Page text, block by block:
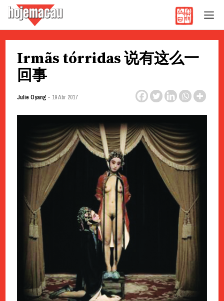
content
Irmãs tórridas 说有这么一
回事
Julie Oyang- 19 Abr 2017